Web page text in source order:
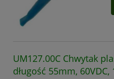
UM127.00C Chwytak
długość 55mm, 60VDC,